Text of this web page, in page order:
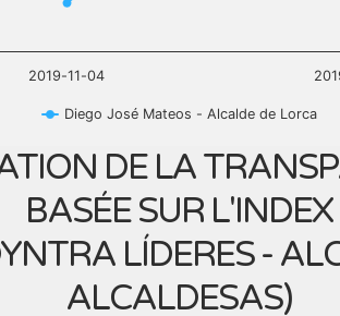
Diego José Mateos - Alcalde de Lorca
2019-11-04
DE LA
BASÉE SUR L'INDEX
LÍDERES -
ALCALDESAS)